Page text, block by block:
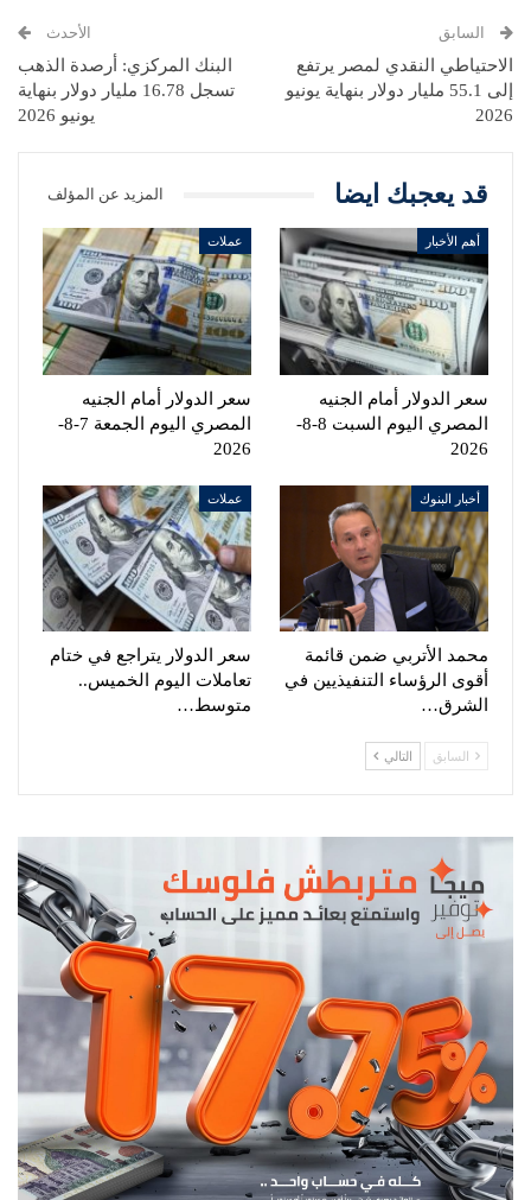
السابق
الاحتياطي النقدي لمصر يرتفع
إلى 55.1 مليار دولار بنهاية يونيو
2026
الأحدث
البنك المركزي: أرصدة الذهب
تسجل 16.78 مليار دولار بنهاية
يونيو 2026
قد يعجبك ايضا المزيد عن المؤلف
أهم الأخبار
سعر الدولار أمام الجنيه
المصري اليوم السبت 8-8-
2026
عملات
سعر الدولار أمام الجنيه
المصري اليوم الجمعة 7-8-
2026
أخبار البنوك
محمد الأتربي ضمن قائمة
أقوى الرؤساء التنفيذيين في
الشرق…
عملات
سعر الدولار يتراجع في ختام
تعاملات اليوم الخميس..
متوسط…
السابق التالي